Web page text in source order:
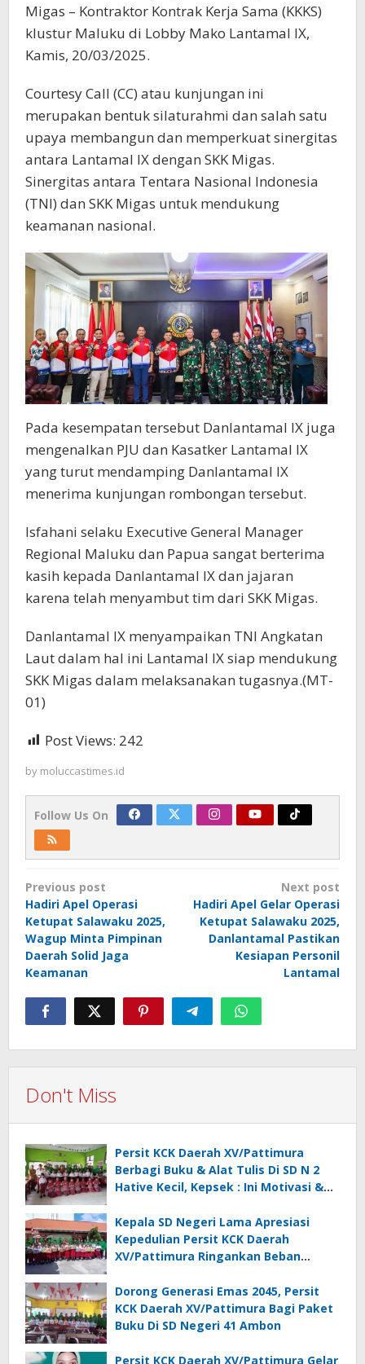
Migas – Kontraktor Kontrak Kerja Sama (KKKS)
klustur Maluku di Lobby Mako Lantamal IX,
Kamis, 20/03/2025.
Courtesy Call (CC) atau kunjungan ini
merupakan bentuk silaturahmi dan salah satu
upaya membangun dan memperkuat sinergitas
antara Lantamal IX dengan SKK Migas.
Sinergitas antara Tentara Nasional Indonesia
(TNI) dan SKK Migas untuk mendukung
keamanan nasional.
Pada kesempatan tersebut Danlantamal IX juga
mengenalkan PJU dan Kasatker Lantamal IX
yang turut mendamping Danlantamal IX
menerima kunjungan rombongan tersebut.
Isfahani selaku Executive General Manager
Regional Maluku dan Papua sangat berterima
kasih kepada Danlantamal IX dan jajaran
karena telah menyambut tim dari SKK Migas.
Danlantamal IX menyampaikan TNI Angkatan
Laut dalam hal ini Lantamal IX siap mendukung
SKK Migas dalam melaksanakan tugasnya.(MT-
01)
Post Views: 242
by moluccastimes.id
Follow Us On
Post
navigation
Previous post
Hadiri Apel Operasi
Ketupat Salawaku 2025,
Wagup Minta Pimpinan
Daerah Solid Jaga
Keamanan
Next post
Hadiri Apel Gelar Operasi
Ketupat Salawaku 2025,
Danlantamal Pastikan
Kesiapan Personil
Lantamal
Don't Miss
Persit KCK Daerah XV/Pattimura
Berbagi Buku & Alat Tulis Di SD N 2
Hative Kecil, Kepsek : Ini Motivasi &
Kepala SD Negeri Lama Apresiasi
Kepedulian Persit KCK Daerah
XV/Pattimura Ringankan Beban
Dorong Generasi Emas 2045, Persit
KCK Daerah XV/Pattimura Bagi Paket
Buku Di SD Negeri 41 Ambon
Persit KCK Daerah XV/Pattimura Gelar